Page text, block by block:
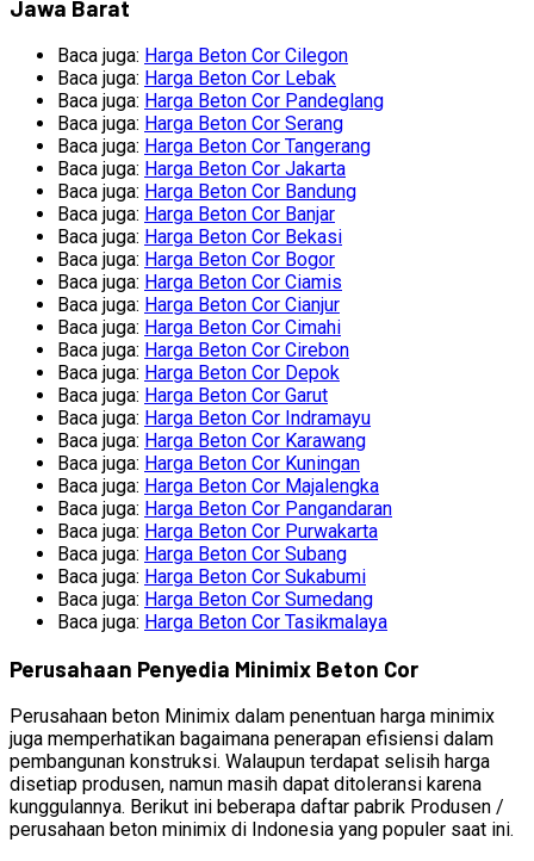
Jawa Barat
Baca juga: Harga Beton Cor Cilegon
Baca juga: Harga Beton Cor Lebak
Baca juga: Harga Beton Cor Pandeglang
Baca juga: Harga Beton Cor Serang
Baca juga: Harga Beton Cor Tangerang
Baca juga: Harga Beton Cor Jakarta
Baca juga: Harga Beton Cor Bandung
Baca juga: Harga Beton Cor Banjar
Baca juga: Harga Beton Cor Bekasi
Baca juga: Harga Beton Cor Bogor
Baca juga: Harga Beton Cor Ciamis
Baca juga: Harga Beton Cor Cianjur
Baca juga: Harga Beton Cor Cimahi
Baca juga: Harga Beton Cor Cirebon
Baca juga: Harga Beton Cor Depok
Baca juga: Harga Beton Cor Garut
Baca juga: Harga Beton Cor Indramayu
Baca juga: Harga Beton Cor Karawang
Baca juga: Harga Beton Cor Kuningan
Baca juga: Harga Beton Cor Majalengka
Baca juga: Harga Beton Cor Pangandaran
Baca juga: Harga Beton Cor Purwakarta
Baca juga: Harga Beton Cor Subang
Baca juga: Harga Beton Cor Sukabumi
Baca juga: Harga Beton Cor Sumedang
Baca juga: Harga Beton Cor Tasikmalaya
Perusahaan Penyedia Minimix Beton Cor
Perusahaan beton Minimix dalam penentuan harga minimix
juga memperhatikan bagaimana penerapan efisiensi dalam
pembangunan konstruksi. Walaupun terdapat selisih harga
disetiap produsen, namun masih dapat ditoleransi karena
kunggulannya. Berikut ini beberapa daftar pabrik Produsen /
perusahaan beton minimix di Indonesia yang populer saat ini.